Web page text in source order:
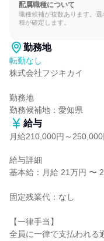
配属職種について
職種候補が複数あります。
種が確定します。
勤務地
転勤なし
株式会社フジキカイ
勤務地
勤務候補地：愛知県
給与
月給210,000円～250,000
給与詳細
基本給：月給 21万円 〜
固定残業代：なし
【一律手当】
全員に一律で支払われる